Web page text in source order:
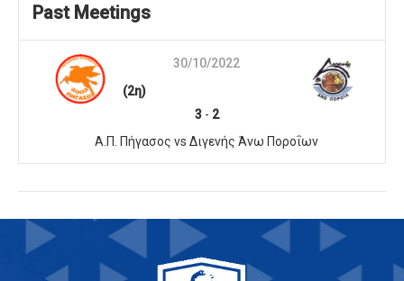
Past Meetings
30/10/2022
(2η)
3- 2
Α.Π. Πήγασος vs Διγενής Άνω Ποροΐων